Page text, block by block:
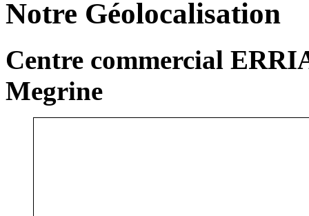
Notre Géolocalisation
Centre commercial
Megrine